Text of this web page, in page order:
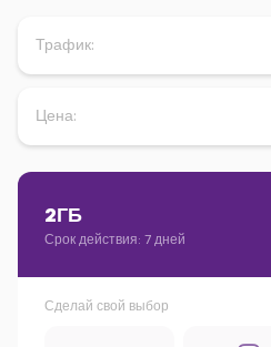
Трафик:
Цена:
2ГБ
Срок действия: 7 дней
Сделай свой выбор